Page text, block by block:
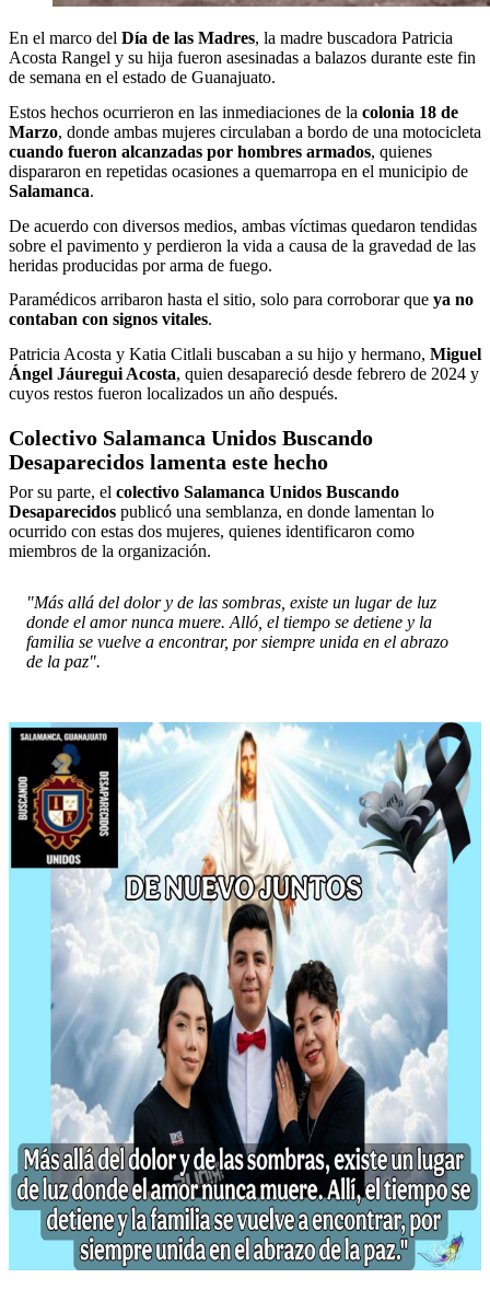
En el marco del Día de las Madres, la madre buscadora Patricia
Acosta Rangel y su hija fueron asesinadas a balazos durante este fin
de semana en el estado de Guanajuato.
Estos hechos ocurrieron en las inmediaciones de la colonia 18 de
Marzo, donde ambas mujeres circulaban a bordo de una motocicleta
cuando fueron alcanzadas por hombres armados, quienes
dispararon en repetidas ocasiones a quemarropa en el municipio de
Salamanca.
De acuerdo con diversos medios, ambas víctimas quedaron tendidas
sobre el pavimento y perdieron la vida a causa de la gravedad de las
heridas producidas por arma de fuego.
Paramédicos arribaron hasta el sitio, solo para corroborar que ya no
contaban con signos vitales.
Patricia Acosta y Katia Citlali buscaban a su hijo y hermano, Miguel
Ángel Jáuregui Acosta, quien desapareció desde febrero de 2024 y
cuyos restos fueron localizados un año después.
Colectivo Salamanca Unidos Buscando
Desaparecidos lamenta este hecho
Por su parte, el colectivo Salamanca Unidos Buscando
Desaparecidos publicó una semblanza, en donde lamentan lo
ocurrido con estas dos mujeres, quienes identificaron como
miembros de la organización.
"Más allá del dolor y de las sombras, existe un lugar de luz
donde el amor nunca muere. Alló, el tiempo se detiene y la
familia se vuelve a encontrar, por siempre unida en el abrazo
de la paz".